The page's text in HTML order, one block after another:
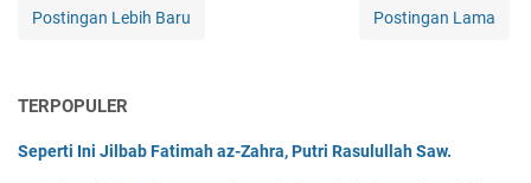
Postingan Lebih Baru Postingan Lama
TERPOPULER
Seperti Ini Jilbab Fatimah az-Zahra, Putri Rasulullah Saw.